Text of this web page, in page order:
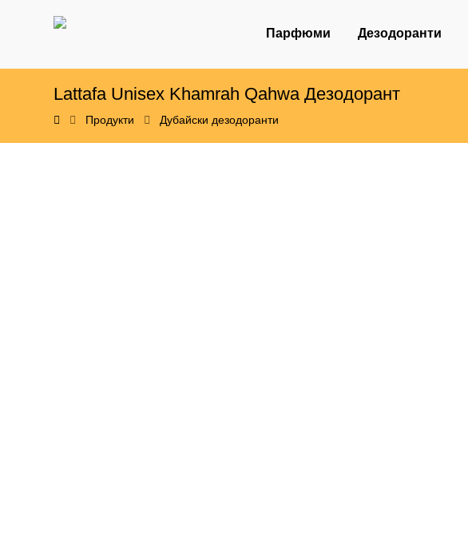
Парфюми Дезодоранти
Lattafa Unisex Khamrah Qahwa Дезодорант
Продукти Дубайски дезодоранти